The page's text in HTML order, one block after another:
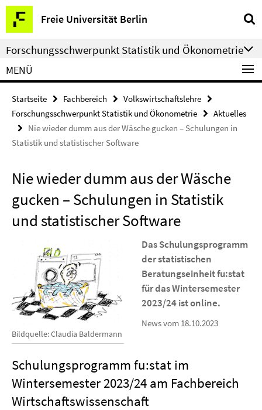
Springe
direkt
zu
Inhalt
Freie Universität Berlin
Service-
Navigation
Forschungsschwerpunkt Statistik und Ökonometrie
MENÜ
Startseite Fachbereich
Volkswirtschaftslehre
Forschungsschwerpunkt Statistik und Ökonometrie
Aktuelles
Nie wieder dumm aus der Wäsche gucken – Schulungen in
Statistik und statistischer Software
Nie wieder dumm aus der Wäsche
gucken – Schulungen in Statistik
und statistischer Software
Bildquelle: Claudia Baldermann
Das Schulungsprogramm
der statistischen
Beratungseinheit fu:stat
für dasWintersemester
2023/24ist online.
News vom 18.10.2023
Schulungsprogramm fu:stat im
Wintersemester 2023/24 am Fachbereich
Wirtschaftswissenschaft